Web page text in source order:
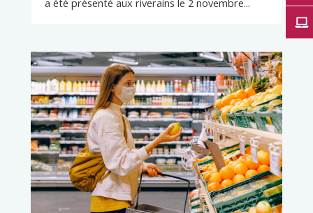
a été présenté aux riverains le 2 novembre...